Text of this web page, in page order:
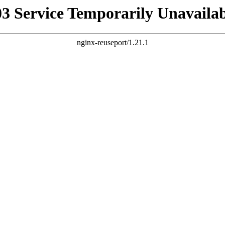
Service Temporarily
nginx-reuseport/1.21.1